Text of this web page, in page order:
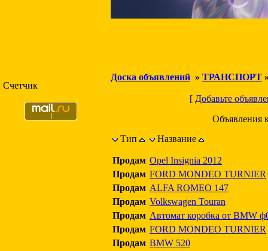
Счетчик
Доска объявлений » ТРАНСПОРТ
[ Добавьте
Объявления
Тип
Название
Продам Opel Insignia 2012
Продам FORD MONDEO TURNIER
Продам ALFA ROMEO 147
Продам Volkswagen Touran
Продам Автомат коробка от BMW
Продам FORD MONDEO TURNIER
Продам BMW 520